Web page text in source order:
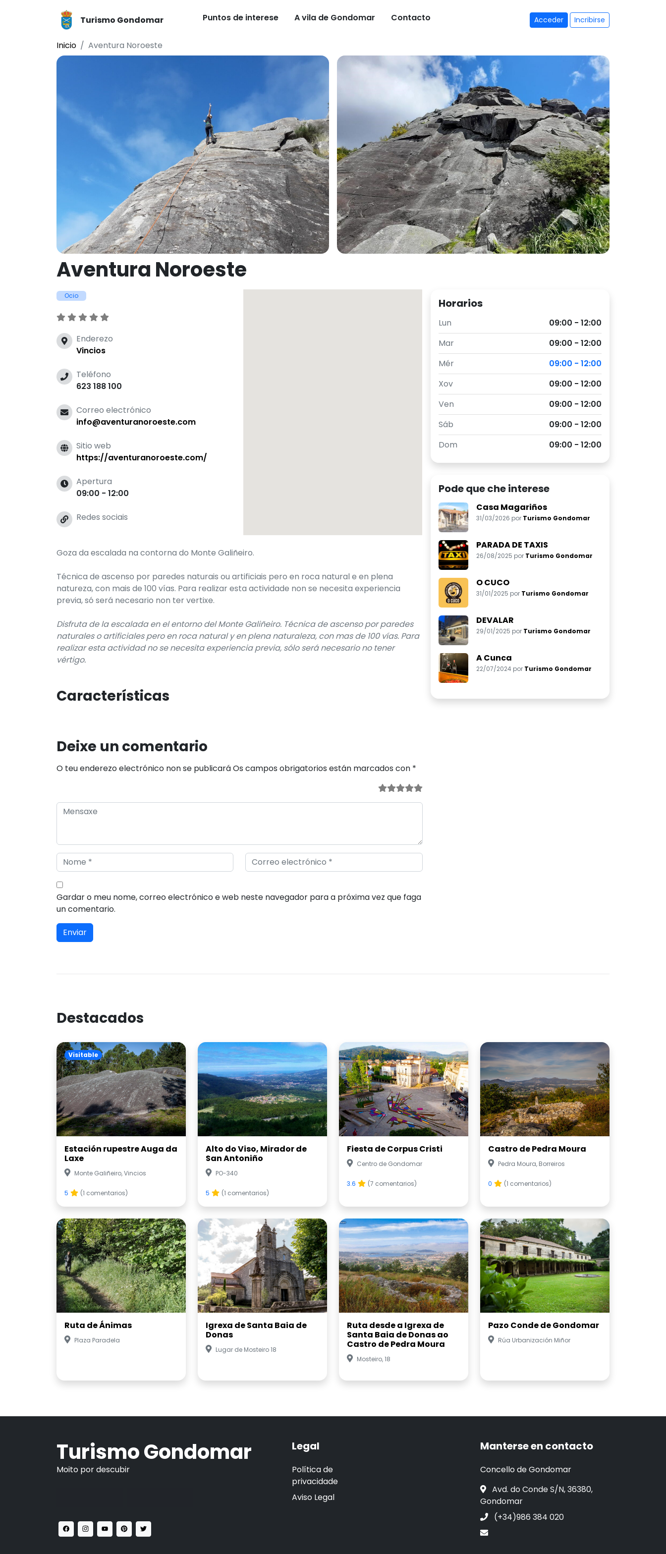
Turismo Gondomar Puntos de interese A vila de Gondomar Contacto Acceder Incribirse
Inicio Aventura Noroeste
Aventura Noroeste
Ocio
Enderezo
Vincios
Teléfono
623 188 100
Correo electrónico
info@aventuranoroeste.com
Sitio web
https://aventuranoroeste.com/
Apertura
09:00 - 12:00
Redes sociais
Goza da escalada na contorna do Monte Galiñeiro.
Técnica de ascenso por paredes naturais ou artificiais pero en roca natural e en plena
natureza, con mais de 100 vías. Para realizar esta actividade non se necesita experiencia
previa, só será necesario non ter vertixe.
Disfruta de la escalada en el entorno del Monte Galiñeiro. Técnica de ascenso por paredes
naturales o artificiales pero en roca natural y en plena naturaleza, con mas de 100 vías. Para
realizar esta actividad no se necesita experiencia previa, sólo será necesario no tener
vértigo.
Características
Deixe un comentario
O teu enderezo electrónico non se publicaráOs campos obrigatorios están marcados con *
Gardar o meu nome, correo electrónico e web neste navegador para a próxima vez que faga
un comentario.
Horarios
Lun
09:00 - 12:00
Mar
09:00 - 12:00
Mér
09:00 - 12:00
Xov
09:00 - 12:00
Ven
09:00 - 12:00
Sáb
09:00 - 12:00
Dom
09:00 - 12:00
Pode que che interese
Casa Magariños
31/03/2026 por Turismo Gondomar
PARADA DE TAXIS
26/08/2025 por Turismo Gondomar
O CUCO
31/01/2025 por Turismo Gondomar
DEVALAR
29/01/2025 por Turismo Gondomar
A Cunca
22/07/2024 por Turismo Gondomar
Destacados
Visitable
Estación rupestre Auga da
Laxe
Monte Galiñeiro, Vincios
5 (1 comentarios)
Alto do Viso, Mirador de
San Antoniño
PO-340
5 (1 comentarios)
Fiesta de Corpus Cristi
Centro de Gondomar
3.6 (7 comentarios)
Castro de Pedra Moura
Pedra Moura, Borreiros
0 (1 comentarios)
Ruta de Ánimas
Plaza Paradela
Igrexa de Santa Baia de
Donas
Lugar de Mosteiro 18
Ruta desde a Igrexa de
Santa Baia de Donas ao
Castro de Pedra Moura
Mosteiro, 18
Pazo Conde de Gondomar
Rúa Urbanización Miñor
Turismo Gondomar
Moito por descubir
Legal
Política de
privacidade
Aviso Legal
Manterse en contacto
Concello de Gondomar
Avd. do Conde S/N, 36380,
Gondomar
(+34)986 384 020